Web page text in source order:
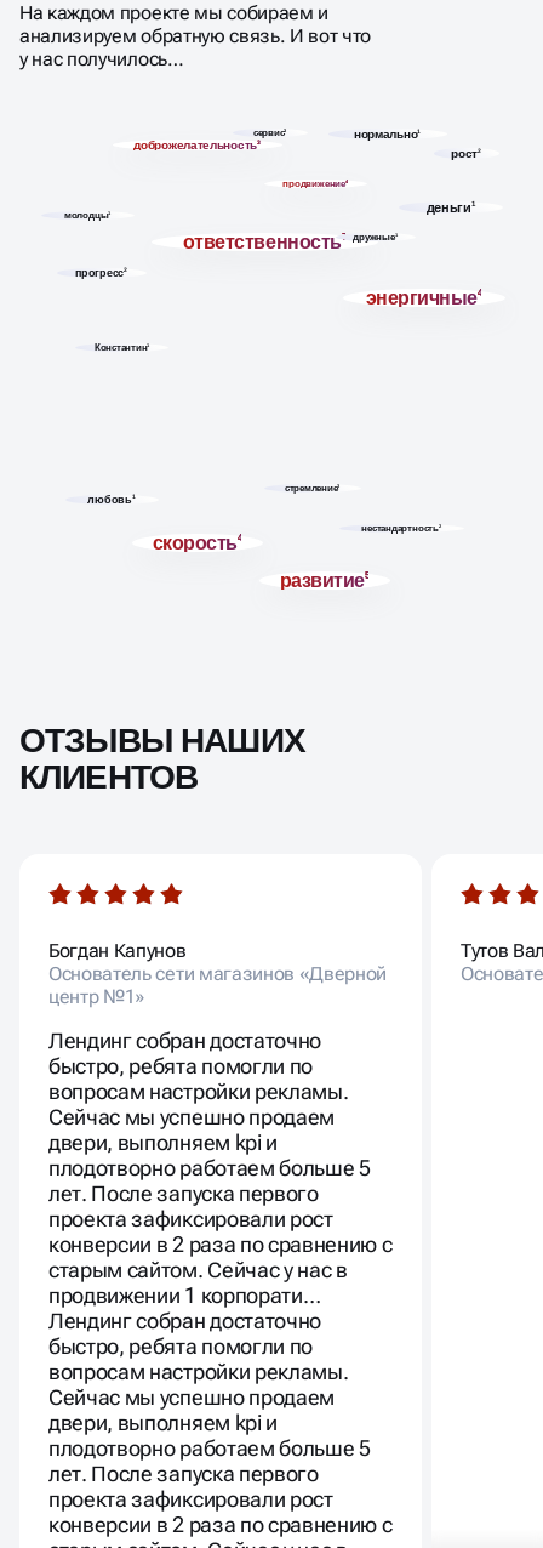
На каждом проекте мы собираем и
анализируем обратную связь. И вот что
у нас получилось…
ответственность7
продвижение4
развитие5
рост2
нормально1
дружные1
стремление3
энергичные4
скорость4
доброжелательность3
сервис3
молодцы1 деньги1
прогресс2
нестандартность2
любовь1
Константин1
ОТЗЫВЫ НАШИХ
КЛИЕНТОВ
Богдан Капунов
Основатель сети магазинов «Дверной
центр №1»
Лендинг собран достаточно
быстро, ребята помогли по
вопросам настройки рекламы.
Сейчас мы успешно продаем
двери, выполняем kpi и
плодотворно работаем больше 5
лет. После запуска первого
проекта зафиксировали рост
конверсии в 2 раза по сравнению с
старым сайтом. Сейчас у нас в
продвижении 1 корпорати…
Лендинг собран достаточно
быстро, ребята помогли по
вопросам настройки рекламы.
Сейчас мы успешно продаем
двери, выполняем kpi и
плодотворно работаем больше 5
лет. После запуска первого
проекта зафиксировали рост
конверсии в 2 раза по сравнению с
Тутов